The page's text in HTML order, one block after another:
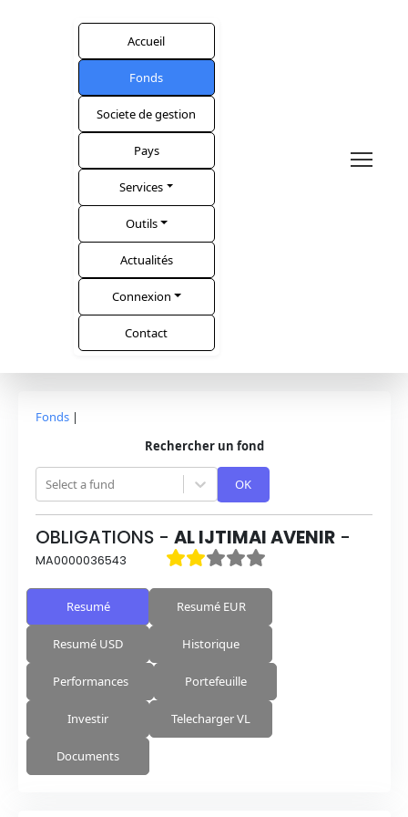
Accueil
Fonds
Societe de gestion
Pays
Services
Outils
Actualités
Connexion
Contact
Fonds |
Rechercher un fond
Select a fund OK
OBLIGATIONS - AL IJTIMAI AVENIR -
MA0000036543
Resumé Resumé EUR
Resumé USD Historique
Performances Portefeuille
Investir Telecharger VL
Documents